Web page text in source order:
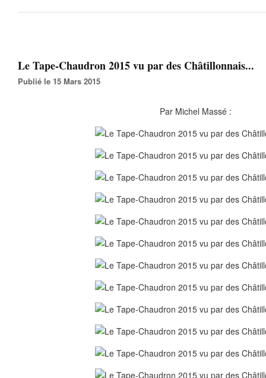
Le Tape-Chaudron 2015 vu par des Châtillonnais...
Publié le 15 Mars 2015
Par Michel Massé :